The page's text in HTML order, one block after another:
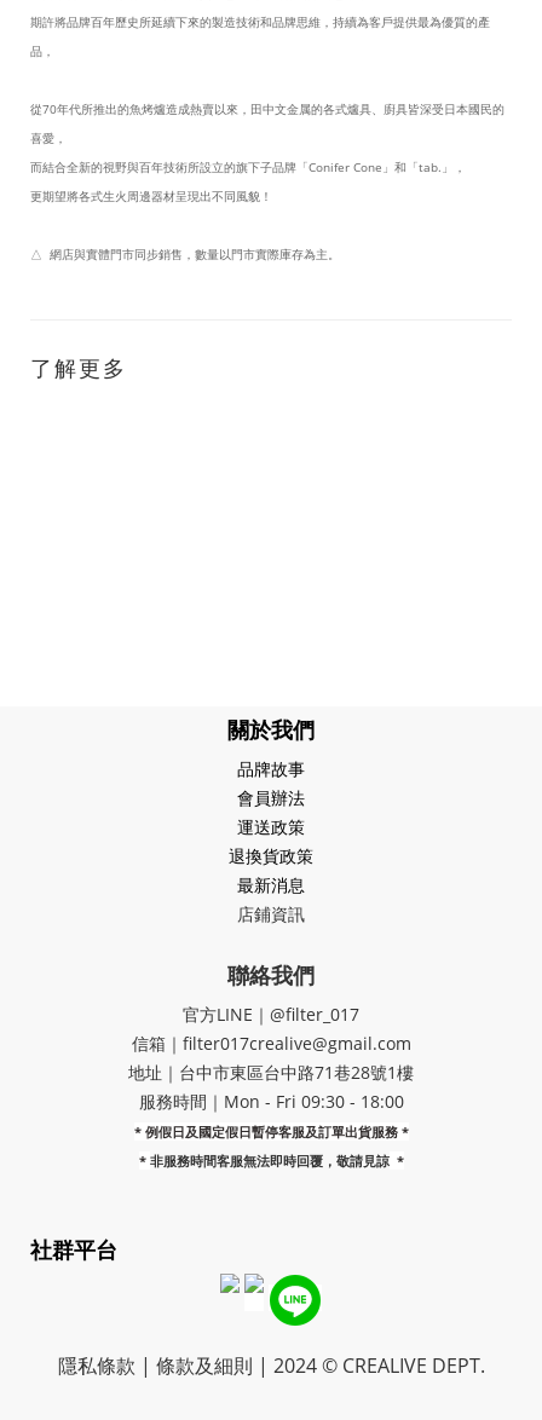
期許將品牌百年歷史所延續下來的製造技術和品牌思維，持續為客戶提供最為優質的產
品，
從70年代所推出的魚烤爐造成熱賣以來，田中文金属的各式爐具、廚具皆深受日本國民的
喜愛，
而結合全新的視野與百年技術所設立的旗下子品牌「Conifer Cone」和「tab.」，
更期望將各式生火周邊器材呈現出不同風貌！
△ 網店與實體門市同步銷售，數量以門市實際庫存為主。
了解更多
關於我們
品牌故事
會員辦法
運送政策
退換貨政策
最新消息
店鋪資訊
聯絡我們
官方LINE｜@filter_017
信箱｜filter017crealive@gmail.com
地址｜​台中市東區台中路71巷28號1樓
服務時間｜Mon - Fri 09:30 - 18:00
* 例假日及國定假日暫停客服及訂單出貨服務 *
* 非服務時間客服無法即時回覆，敬請見諒 *
社群平台
隱私條款 | 條款及細則 | 2024 © CREALIVE DEPT.